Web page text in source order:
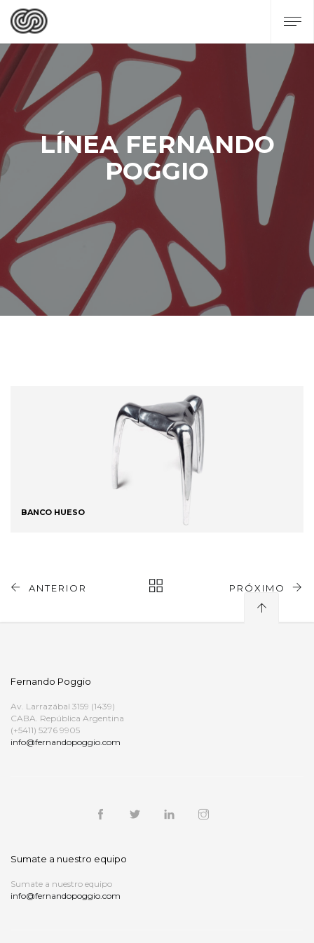
LÍNEA FERNANDO
POGGIO
BANCO HUESO
ANTERIOR PRÓXIMO
Fernando Poggio
Av. Larrazábal 3159 (1439)
CABA. República Argentina
(+5411) 5276 9905
info@fernandopoggio.com
Sumate a nuestro equipo
Sumate a nuestro equipo
info@fernandopoggio.com